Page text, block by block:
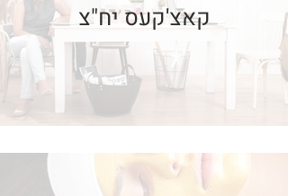
קאצ'קעס יח"צ